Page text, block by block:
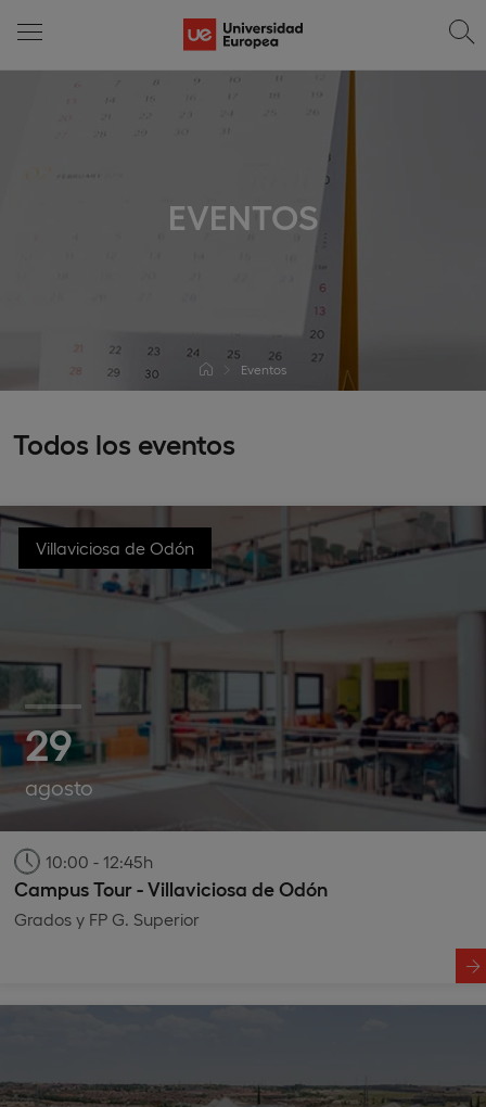
EVENTOS
Eventos
Todos los eventos
Villaviciosa de Odón
29
agosto
10:00 - 12:45h
Campus Tour - Villaviciosa de Odón
Grados y FP G. Superior